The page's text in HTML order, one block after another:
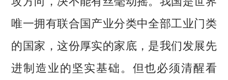
唯一拥有联合国产业分类中全部工业门类
的国家，这份厚实的家底，是我们发展先
进制造业的坚实基础。但也必须清醒看